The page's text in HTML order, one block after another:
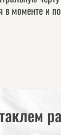
в моменте и